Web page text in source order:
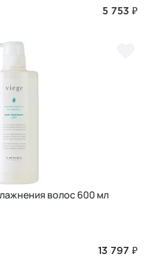
5 753 ₽
волос 600 мл
13 797 ₽